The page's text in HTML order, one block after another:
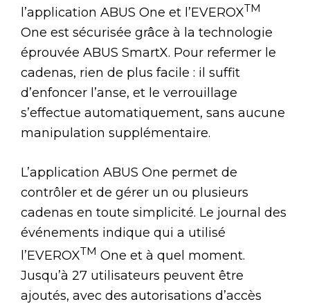
l’application ABUS One et l’EVEROXTM
One est sécurisée grâce à la technologie
éprouvée ABUS SmartX. Pour refermer le
cadenas, rien de plus facile : il suffit
d’enfoncer l’anse, et le verrouillage
s’effectue automatiquement, sans aucune
manipulation supplémentaire.
L’application ABUS One permet de
contrôler et de gérer un ou plusieurs
cadenas en toute simplicité. Le journal des
événements indique qui a utilisé
l’EVEROXTM One et à quel moment.
Jusqu’à 27 utilisateurs peuvent être
ajoutés, avec des autorisations d’accès